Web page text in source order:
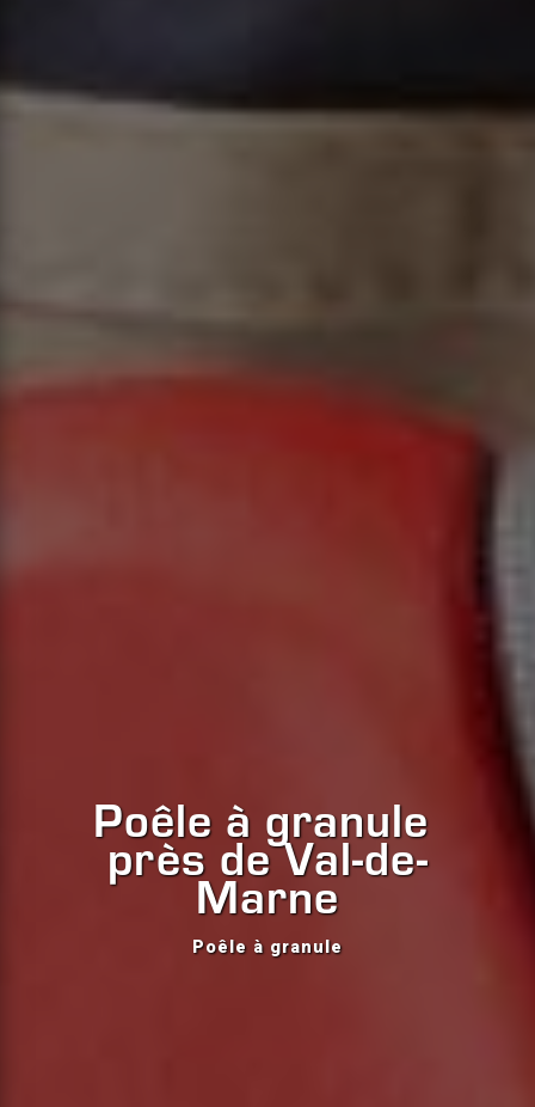
Poêle à granule
près de Val-de-
Marne
Poêle à granule